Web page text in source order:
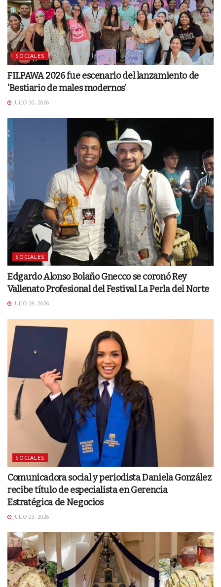
SOCIALES
FILPAWA 2026 fue escenario del lanzamiento de
‘Bestiario de males modernos’
JULIO 30, 2026
SOCIALES
Edgardo Alonso Bolaño Gnecco se coronó Rey
Vallenato Profesional del Festival La Perla del Norte
JULIO 28, 2026
SOCIALES
Comunicadora social y periodista Daniela González
recibe título de especialista en Gerencia
Estratégica de Negocios
JULIO 23, 2026